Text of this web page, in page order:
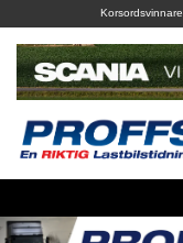
to
content
Korsordsvinnare